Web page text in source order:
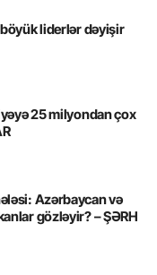
böyük liderlər dəyişir
25 milyondan çox
Azərbaycan və
gözləyir? – ŞƏRH